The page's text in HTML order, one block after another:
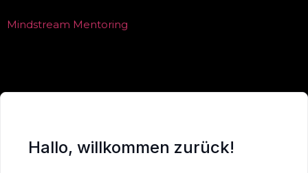
Mindstream Mentoring
Hallo, willkommen zurück!